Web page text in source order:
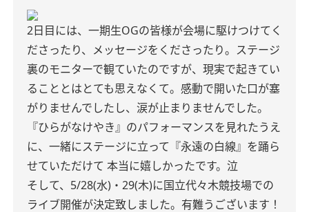
2日目には、一期生OGの皆様が会場に駆けつけてく
ださったり、メッセージをくださったり。ステージ
裏のモニターで観ていたのですが、現実で起きてい
ることとはとても思えなくて。感動で開いた口が塞
がりませんでしたし、涙が止まりませんでした。
『ひらがなけやき』のパフォーマンスを見れたうえ
に、一緒にステージに立って『永遠の白線』を踊ら
せていただけて 本当に嬉しかったです。泣
そして、5/28(水)・29(木)に国立代々木競技場での
ライブ開催が決定致しました。有難うございます！